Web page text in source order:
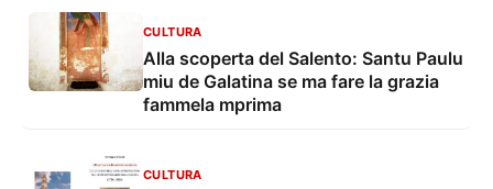
CULTURA
Alla scoperta del Salento: Santu Paulu
miu de Galatina se ma fare la grazia
fammela mprima
CULTURA